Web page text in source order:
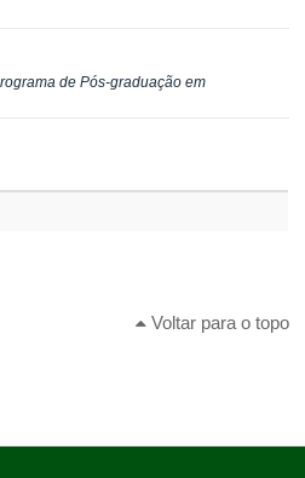
de Pós-graduação em
Voltar para o topo